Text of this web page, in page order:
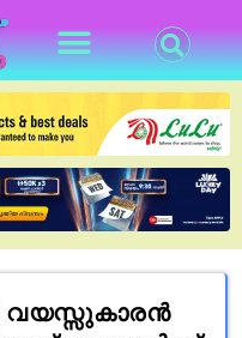
വയസ്സുകാരൻ